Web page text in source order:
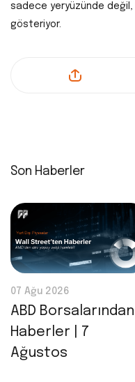
sadece yeryüzünde değil,
gösteriyor.
Son Haberler
07 Ağu 2026
ABD Borsalarından
Haberler | 7
Ağustos